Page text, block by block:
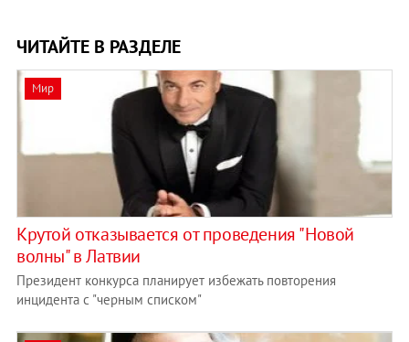
ЧИТАЙТЕ В РАЗДЕЛЕ
Мир
Крутой отказывается от проведения "Новой
волны" в Латвии
Президент конкурса планирует избежать повторения
инцидента с "черным списком"